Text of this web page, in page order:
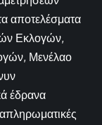
αποτελέσματα
Εκλογών,
Μενέλαο
έδρανα